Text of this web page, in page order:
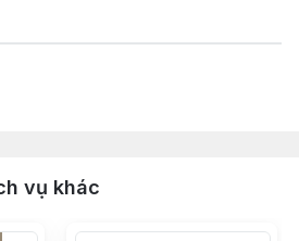
vụ khác